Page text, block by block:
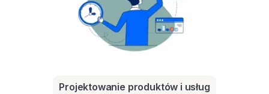
Projektowanie produktów i usług